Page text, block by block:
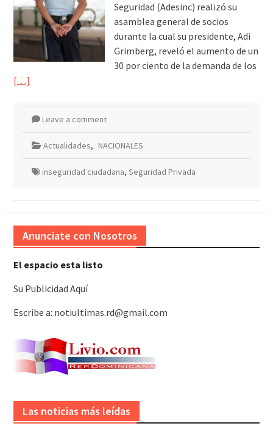
Seguridad (Adesinc) realizó su
asamblea general de socios
durante la cual su presidente, Adi
Grimberg, reveló el aumento de un
30 por ciento de la demanda de los
[…]
Leave a comment
Actualidades, NACIONALES
inseguridad ciudadana, Seguridad Privada
Anunciate con Nosotros
El espacio esta listo
Su Publicidad Aquí
Escribe a: notiultimas.rd@gmail.com
Las noticias más leídas